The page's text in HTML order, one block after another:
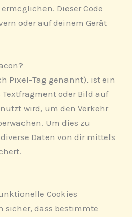
Dieser Code
oder auf deinem Gerät
Pixel-Tag genannt), ist ein
oder Bild auf
wird, um den Verkehr
Um dies zu
Daten von dir mittels
Cookies
sicher, dass bestimmte